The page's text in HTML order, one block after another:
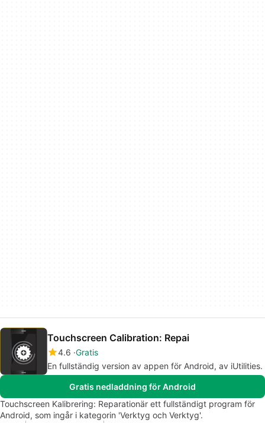
Touchscreen Calibration: Repai
4.6 Gratis
En fullständig version av appen för Android, av iUtilities.
Gratis nedladdning för Android
Touchscreen Kalibrering: Reparationär ett fullständigt program för
Android, som ingår i kategorin 'Verktyg och Verktyg'.